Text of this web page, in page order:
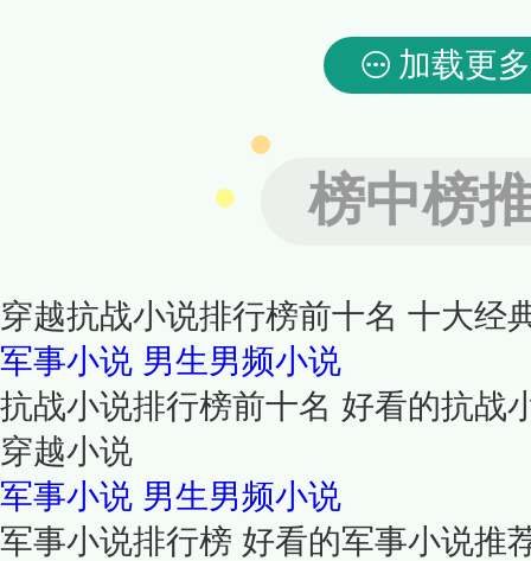
加载更多
榜中榜
穿越抗战小说排行榜前十名 十大经
军事小说 男生男频小说
抗战小说排行榜前十名 好看的抗战
穿越小说
军事小说 男生男频小说
军事小说排行榜 好看的军事小说推